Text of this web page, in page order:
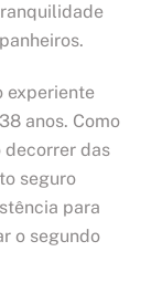
experiente
anos. Como
decorrer das
seguro
para
o segundo